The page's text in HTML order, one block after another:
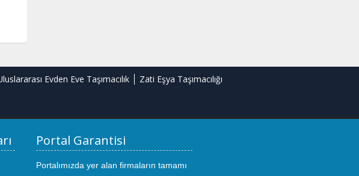
Evden Eve Taşımacılık Zati Eşya Taşımacılığı
Portal Garantisi
Portalımızda yer alan firmaların tamamı